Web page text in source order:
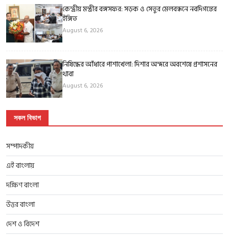
কেন্দ্রীয় মন্ত্রীর বঙ্গসফর: সড়ক ও সেতুর মেলবন্ধনে নবদিগন্তের
ইঙ্গিত
August 6, 2026
নিষিদ্ধের আঁধারে পাশাখেলা: দিশার অন্দরে অবশেষে প্রশাসনের
থাবা
August 6, 2026
সকল বিভাগ
সম্পাদকীয়
এই বাংলায়
দক্ষিণ বাংলা
উত্তর বাংলা
দেশ ও বিদেশ